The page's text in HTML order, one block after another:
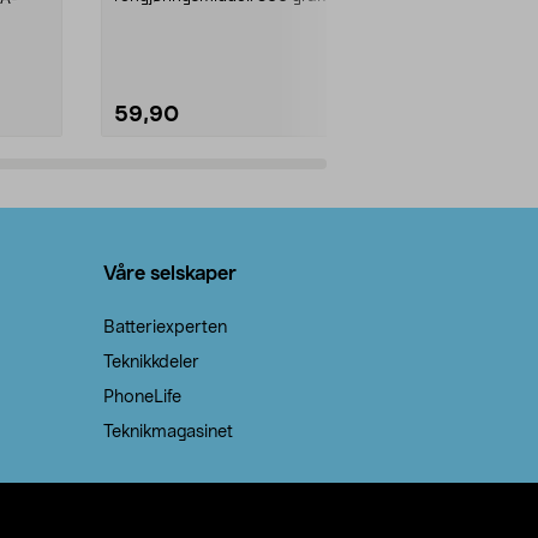
59,90
Våre selskaper
Batteriexperten
Teknikkdeler
PhoneLife
Teknikmagasinet